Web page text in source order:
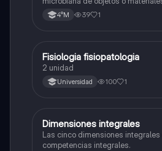
4°M 39 1
Otros
Fisiologia fisiopatologia
2 unidad
Universidad 100 1
Otros
Dimensiones integrales
Las cinco dimensiones
competencias integrales.